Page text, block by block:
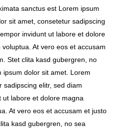
sanctus est Lorem ipsum
sit amet, consetetur sadipscing
invidunt ut labore et dolore
At vero eos et accusam
Stet clita kasd gubergren, no
ipsum dolor sit amet. Lorem
sadipscing elitr, sed diam
labore et dolore magna
At vero eos et accusam et justo
kasd gubergren, no sea